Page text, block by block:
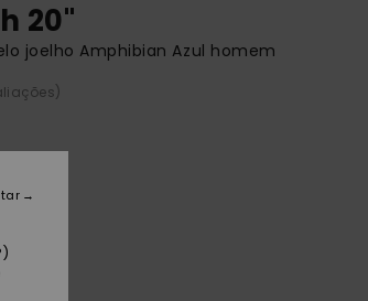
20"
joelho Amphibian Azul homem